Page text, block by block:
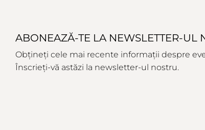
ABONEAZĂ-TE LA NEWSLETTER-UL
Obțineți cele mai recente informații despre
Înscrieți-vă astăzi la newsletter-ul nostru.